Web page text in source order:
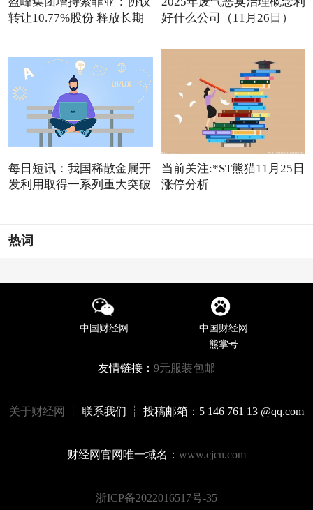
转让10.77%股份 释放长期
好什么公司（11月26日）
每日短讯：我国稀散金属开
发利用取得一系列重大突破
当前关注:*ST熊猫11月25日
涨停分析
热词
中国财经网
中国财经网
熊掌号
友情链接： 9元服装包邮
关于财经网 ┊ 联系我们 ┊ 投稿邮箱：5 146 761 13 @qq.com
财经网官网唯一域名： www.cjcn.com
浙ICP备2022016517号-35